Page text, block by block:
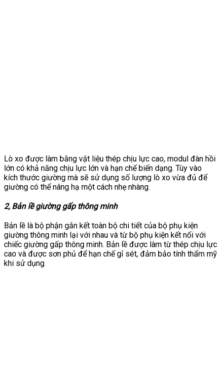
Lò xo được làm bằng vật liệu thép chịu lực cao, modul đàn hồi
lớn có khả năng chịu lực lớn và hạn chế biến dạng. Tùy vào
kích thước giường mà sẽ sử dụng số lượng lò xo vừa đủ để
giường có thể nâng hạ một cách nhẹ nhàng.
2, Bản lề giường gấp thông minh
Bản lề là bộ phận gắn kết toàn bộ chi tiết của bộ phụ kiện
giường thông minh lại với nhau và từ bộ phụ kiện kết nối với
chiếc giường gấp thông minh. Bản lề được làm từ thép chịu lực
cao và được sơn phủ để hạn chế gỉ sét, đảm bảo tính thẩm mỹ
khi sử dụng.